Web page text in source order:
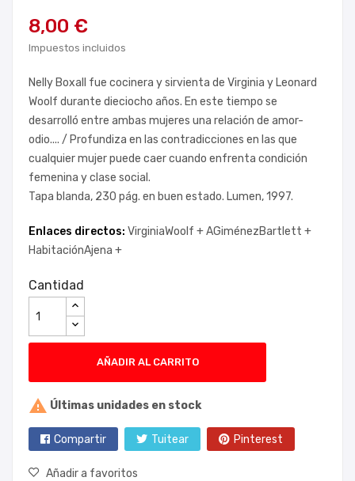
8,00 €
Impuestos incluidos
Nelly Boxall fue cocinera y sirvienta de Virginia y Leonard
Woolf durante dieciocho años. En este tiempo se
desarrolló entre ambas mujeres una relación de amor-
odio.... / Profundiza en las contradicciones en las que
cualquier mujer puede caer cuando enfrenta condición
femenina y clase social.
Tapa blanda, 230 pág. en buen estado. Lumen, 1997.
Enlaces directos: VirginiaWoolf +AGiménezBartlett +
HabitaciónAjena +
Cantidad
AÑADIR AL CARRITO
 Últimas unidades en stock
Compartir Tuitear Pinterest
Añadir a favoritos